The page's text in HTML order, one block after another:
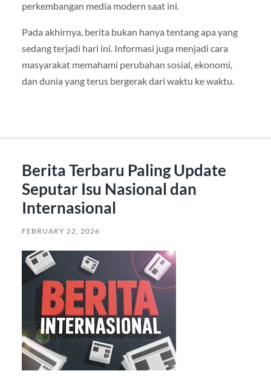
perkembangan media modern saat ini.
Pada akhirnya, berita bukan hanya tentang apa yang
sedang terjadi hari ini. Informasi juga menjadi cara
masyarakat memahami perubahan sosial, ekonomi,
dan dunia yang terus bergerak dari waktu ke waktu.
Berita Terbaru Paling Update
Seputar Isu Nasional dan
Internasional
FEBRUARY 22, 2026